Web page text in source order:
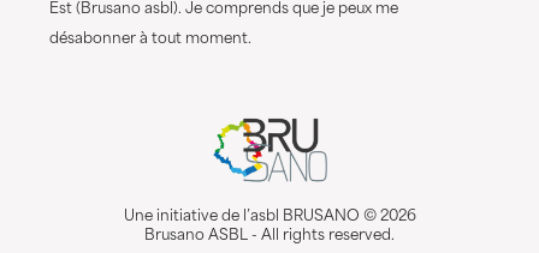
Est (Brusano asbl). Je comprends que je peux me
désabonner à tout moment.
Une initiative de l’asbl BRUSANO © 2026
Brusano ASBL - All rights reserved.